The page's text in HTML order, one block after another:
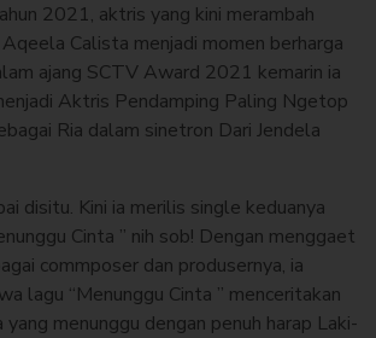
2021, aktris yang kini merambah
Aqeela Calista menjadi momen berharga
ajang SCTV Award 2021 kemarin ia
Aktris Pendamping Paling Ngetop
Ria dalam sinetron Dari Jendela
disitu. Kini ia merilis single keduanya
Cinta ” nih sob! Dengan menggaet
commposer dan produsernya, ia
lagu “Menunggu Cinta ” menceritakan
menunggu dengan penuh harap Laki-